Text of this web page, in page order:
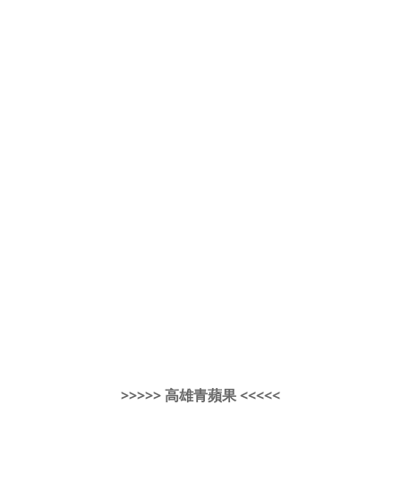
>>>>> 高雄青蘋果 <<<<<